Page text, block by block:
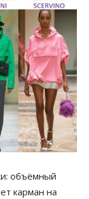
объёмный
карман на